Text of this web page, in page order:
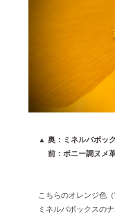
▲ 奥：ミネルバボッ
前：ポニー調ヌメ
こちらのオレンジ色
ミネルバボックスの